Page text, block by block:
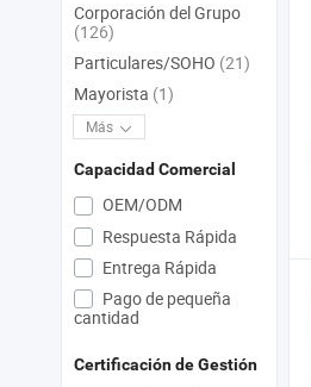
Corporación del Grupo
(126)
Particulares/SOHO (21)
Mayorista (1)
Más
Capacidad Comercial
OEM/ODM
Respuesta Rápida
Entrega Rápida
Pago de pequeña
cantidad
Certificación de Gestión